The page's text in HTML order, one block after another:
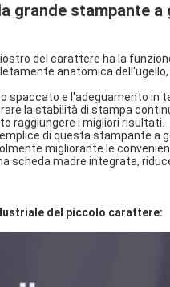
grande stampante
del carattere ha la
anatomica
spaccato e l'adeguamento in
la stabilità di stampa
raggiungere i migliori risultati.
di questa stampante a
migliorante le
scheda madre integrata,
del piccolo carattere: